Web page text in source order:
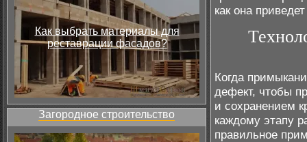
Как выбрать материалы для
реставрации фасадов?
Загородное строительство
как она
Когда
дефект, чтобы
и сохранением
каждому этапу
правильное